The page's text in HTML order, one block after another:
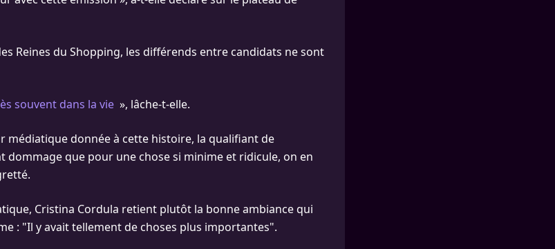
Reines du Shopping, les différends entre candidats ne sont
souvent dans la vie », lâche-t-elle.
médiatique donnée à cette histoire, la qualifiant de
dommage que pour une chose si minime et ridicule, on en
Cristina Cordula retient plutôt la bonne ambiance qui
: "Il y avait tellement de choses plus importantes".